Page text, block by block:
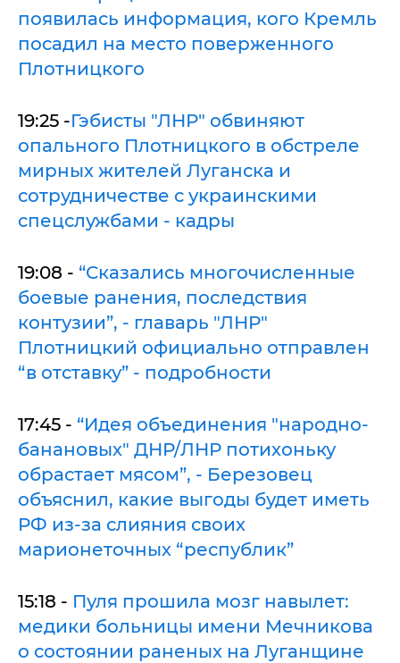
появилась информация, кого Кремль
посадил на место поверженного
Плотницкого
19:25 -Гэбисты "ЛНР" обвиняют
опального Плотницкого в обстреле
мирных жителей Луганска и
сотрудничестве с украинскими
спецслужбами - кадры
19:08 - “Сказались многочисленные
боевые ранения, последствия
контузии”, - главарь "ЛНР"
Плотницкий официально отправлен
“в отставку” - подробности
17:45 - “Идея объединения "народно-
банановых" ДНР/ЛНР потихоньку
обрастает мясом”, - Березовец
объяснил, какие выгоды будет иметь
РФ из-за слияния своих
марионеточных “республик”
15:18 - Пуля прошила мозг навылет:
медики больницы имени Мечникова
о состоянии раненых на Луганщине